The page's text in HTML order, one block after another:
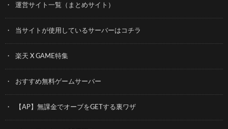
運営サイト一覧（まとめサイト）
当サイトが使用しているサーバーはコチラ
楽天 X GAME特集
おすすめ無料ゲームサーバー
【AP】無課金でオーブをGETする裏ワザ